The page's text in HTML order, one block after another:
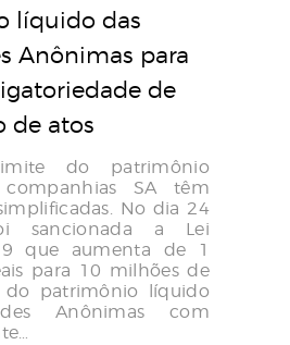
líquido das
Anônimas para
de
de atos
do patrimônio
companhias SA têm
No dia 24
sancionada a Lei
que aumenta de 1
para 10 milhões de
do patrimônio líquido
Anônimas com